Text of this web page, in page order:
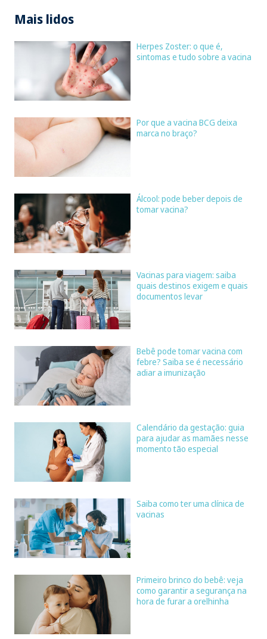
Mais lidos
Herpes Zoster: o que é,
sintomas e tudo sobre a vacina
Por que a vacina BCG deixa
marca no braço?
Álcool: pode beber depois de
tomar vacina?
Vacinas para viagem: saiba
quais destinos exigem e quais
documentos levar
Bebê pode tomar vacina com
febre? Saiba se é necessário
adiar a imunização
Calendário da gestação: guia
para ajudar as mamães nesse
momento tão especial
Saiba como ter uma clínica de
vacinas
Primeiro brinco do bebê: veja
como garantir a segurança na
hora de furar a orelhinha